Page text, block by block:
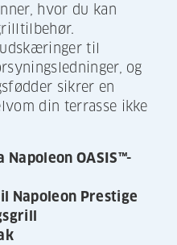
hvor du kan
til
og
sikrer en
din terrasse ikke
OASIS™-
Napoleon Prestige